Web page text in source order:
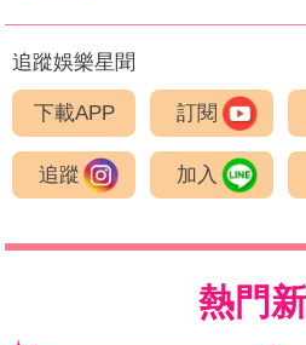
追蹤娛樂星聞
下載APP 訂閱
追蹤 加入
熱門